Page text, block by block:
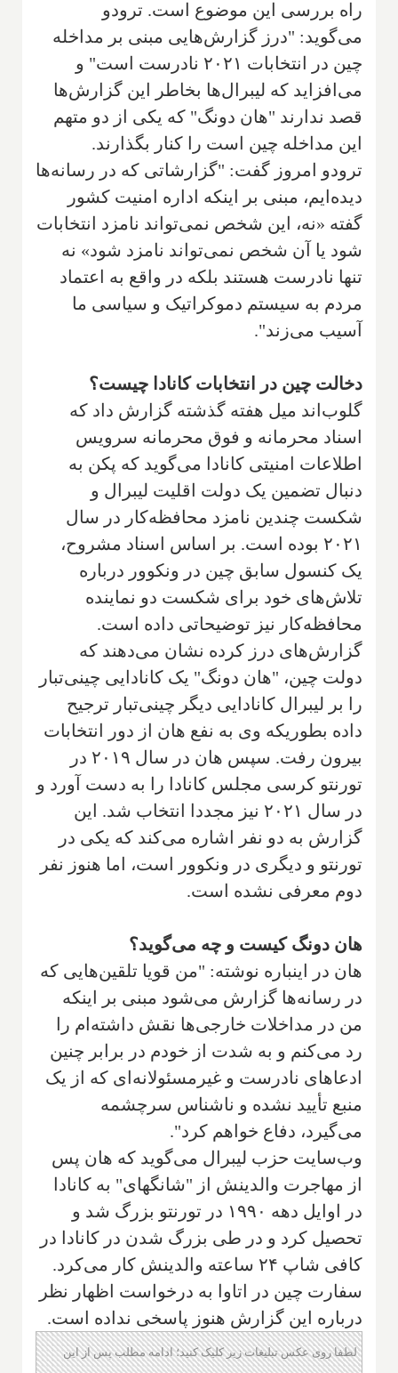
راه بررسی این موضوع است. ترودو
می‌گوید: "درز گزارش‌هایی مبنی بر مداخله
چین در انتخابات ۲۰۲۱ نادرست است" و
می‌افزاید که لیبرال‌ها بخاطر این گزارش‌ها
قصد ندارند "هان دونگ" که یکی از دو متهم
این مداخله چین است را کنار بگذارند.
ترودو امروز گفت: "گزارشاتی که در رسانه‌ها
دیده‌ایم، مبنی بر اینکه اداره امنیت کشور
گفته «نه، این شخص نمی‌تواند نامزد انتخابات
شود یا آن شخص نمی‌تواند نامزد شود» نه
تنها نادرست هستند بلکه در واقع به اعتماد
مردم به سیستم دموکراتیک و سیاسی ما
آسیب می‌زند".
دخالت چین در انتخابات کانادا چیست؟
گلوب‌اند میل هفته گذشته گزارش داد که
اسناد محرمانه و فوق محرمانه سرویس
اطلاعات امنیتی کانادا می‌گوید که پکن به
دنبال تضمین یک دولت اقلیت لیبرال و
شکست چندین نامزد محافظه‌کار در سال
۲۰۲۱ بوده است. بر اساس اسناد مشروح،
یک کنسول سابق چین در ونکوور درباره
تلاش‌های خود برای شکست دو نماینده
محافظه‌کار نیز توضیحاتی داده است.
گزارش‌های درز کرده نشان می‌دهند که
دولت چین، "هان دونگ" یک کانادایی چینی‌تبار
را بر لیبرال کانادایی دیگر چینی‌تبار ترجیح
داده بطوریکه وی به نفع هان از دور انتخابات
بیرون رفت. سپس هان در سال ۲۰۱۹ در
تورنتو کرسی مجلس کانادا را به دست آورد و
در سال ۲۰۲۱ نیز مجددا انتخاب شد. این
گزارش به دو نفر اشاره می‌کند که یکی در
تورنتو و دیگری در ونکوور است، اما هنوز نفر
دوم معرفی نشده است.
هان دونگ کیست و چه می‌گوید؟
هان در اینباره نوشته: "من قویا تلقین‌هایی که
در رسانه‌ها گزارش می‌شود مبنی بر اینکه
من در مداخلات خارجی‌ها نقش داشته‌ام را
رد می‌کنم و به شدت از خودم در برابر چنین
ادعاهای نادرست و غیرمسئولانه‌ای که از یک
منبع تأیید نشده و ناشناس سرچشمه
می‌گیرد، دفاع خواهم کرد".
وب‌سایت حزب لیبرال می‌گوید که هان پس
از مهاجرت والدینش از "شانگهای" به کانادا
در اوایل دهه ۱۹۹۰ در تورنتو بزرگ شد و
تحصیل کرد و در طی بزرگ شدن در کانادا در
کافی شاپ ۲۴ ساعته والدینش کار می‌کرد.
سفارت چین در اتاوا به درخواست اظهار نظر
درباره این گزارش هنوز پاسخی نداده است.
لطفا روی عکس تبلیغات زیر کلیک کنید؛ ادامه مطلب پس از این